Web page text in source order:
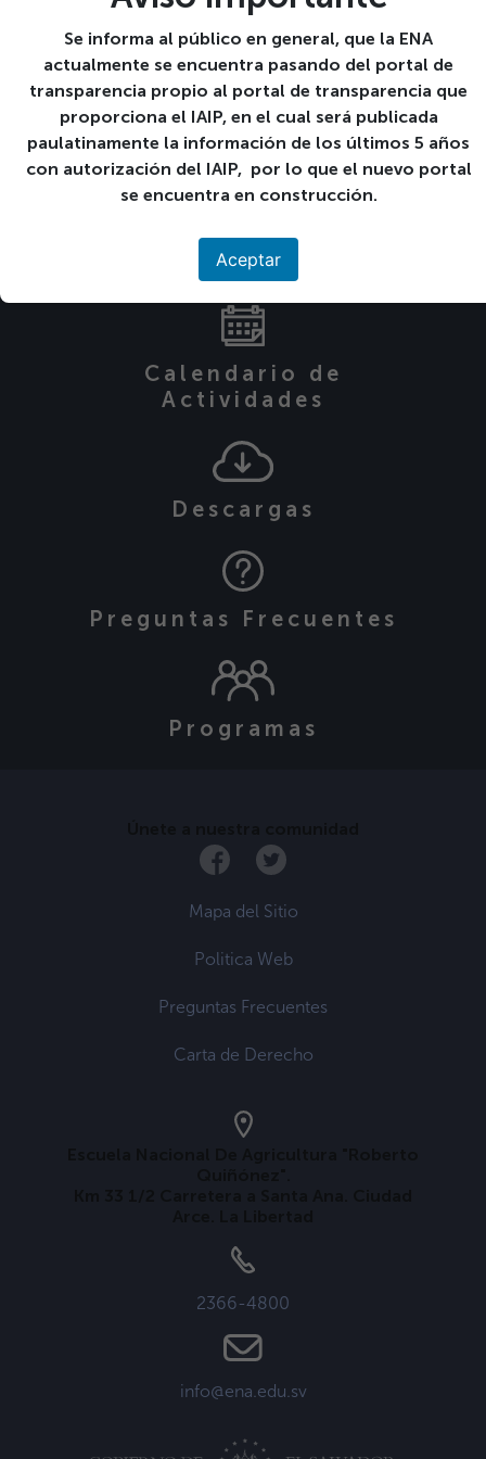
Se informa al público en general, que la ENA
actualmente se encuentra pasando del portal de
transparencia propio al portal de transparencia que
proporciona el IAIP, en el cual será publicada
paulatinamente la información de los últimos 5 años
con autorización del IAIP, por lo que el nuevo portal
se encuentra en construcción.
Aceptar
y de graduados(as).
Promover la mejora continua en los procesos
académicos relativos al área.
Publicado el 11-08-2020.
Ir a Servicios
Centro de Cómputo
Calendario de
Actividades
Descargas
Preguntas Frecuentes
Programas
Mapa del Sitio
Politica Web
Preguntas Frecuentes
Carta de Derecho
2366-4800
info@ena.edu.sv